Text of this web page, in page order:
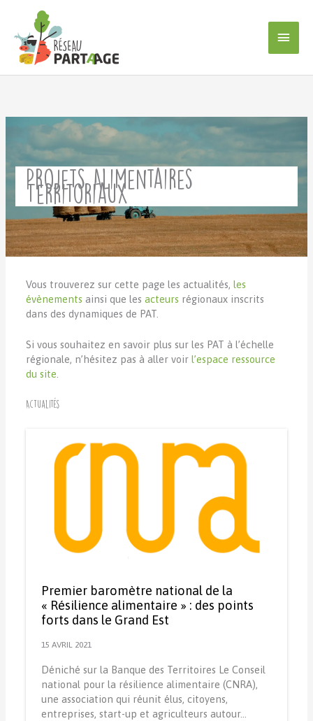
contenu
Projets Alimentaires
Territoriaux
Vous trouverez sur cette page les actualités,les
évènements ainsi que lesacteurs régionaux inscrits
dans des dynamiques de PAT.
Si vous souhaitez en savoir plus sur les PAT à l’échelle
régionale, n’hésitez pas à aller voirl’espace ressource
du site
Actualités
Premier baromètre national de la
« Résilience alimentaire » : des points
forts dans le Grand Est
15 AVRIL 2021
Déniché sur la Banque des Territoires Le Conseil
national pour la résilience alimentaire (CNRA),
une association qui réunit élus, citoyens,
entreprises, start-up et agriculteurs autour…